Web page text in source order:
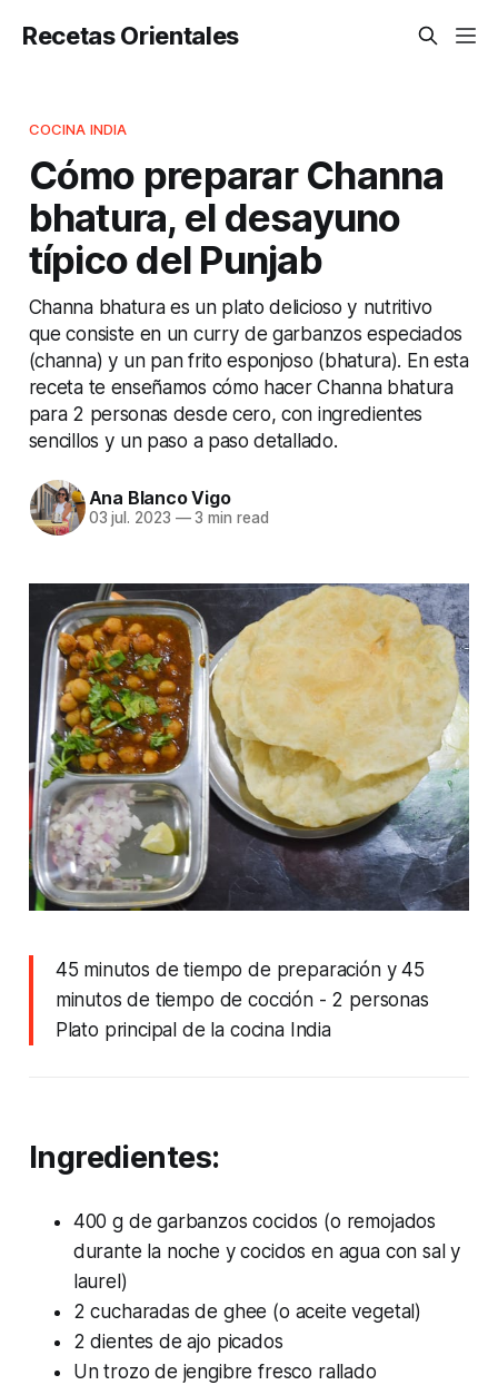
Recetas Orientales
COCINA INDIA
Cómo preparar Channa
bhatura, el desayuno
típico del Punjab
Channa bhatura es un plato delicioso y nutritivo
que consiste en un curry de garbanzos especiados
(channa) y un pan frito esponjoso (bhatura). En esta
receta te enseñamos cómo hacer Channa bhatura
para 2 personas desde cero, con ingredientes
sencillos y un paso a paso detallado.
Ana Blanco Vigo
03 jul. 2023 —3 min read
45 minutos de tiempo de preparación y 45
minutos de tiempo de cocción- 2 personas
Plato principal de la cocina India
Ingredientes:
400 g de garbanzos cocidos (o remojados
durante la noche y cocidos en agua con sal y
laurel)
2 cucharadas de ghee (o aceite vegetal)
2 dientes de ajo picados
Un trozo de jengibre fresco rallado